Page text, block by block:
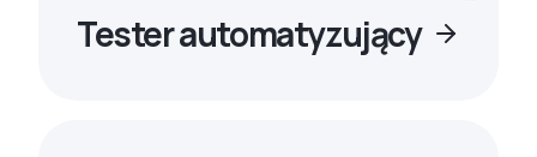
Tester automatyzujący